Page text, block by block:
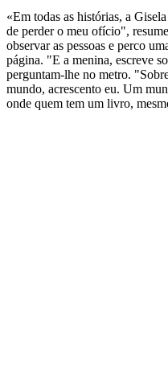
«Em todas as histórias, a
de perder o meu ofício",
observar as pessoas e perco
página. "E a menina, escreve
perguntam-lhe no metro.
mundo, acrescento eu. Um
onde quem tem um livro,